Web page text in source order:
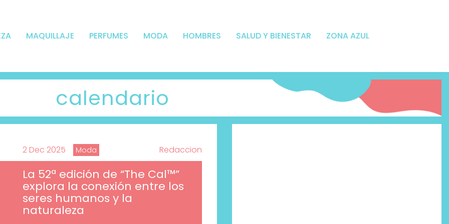
MAQUILLAJE PERFUMES MODA HOMBRES SALUD Y BIENESTAR ZONA AZUL
calendario
2 Dec 2025 Moda Redaccion
La 52ª edición de “The Cal™”
explora la conexión entre los
seres humanos y la
naturaleza